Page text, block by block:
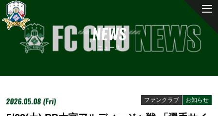
NEWS
ニュース
2026.05.08 (Fri) お知らせ
ファンクラブ